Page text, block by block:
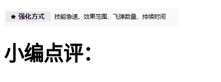
小编点评：